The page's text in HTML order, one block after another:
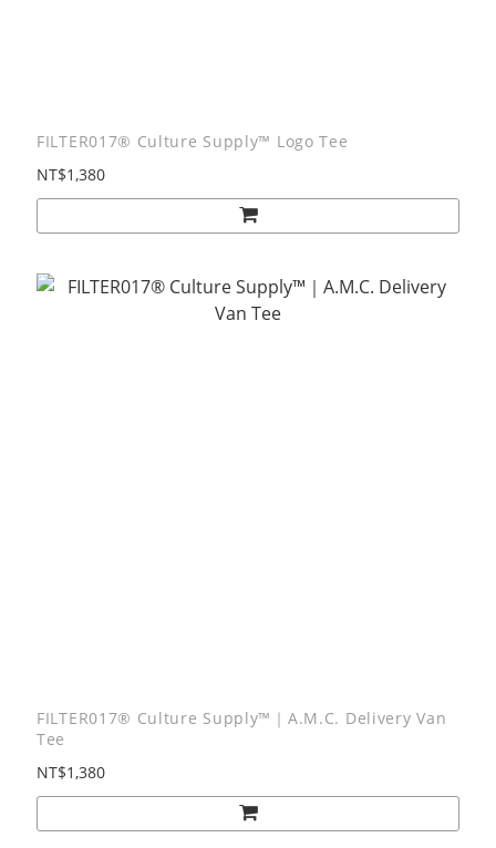
FILTER017® Culture Supply™ Logo Tee
NT$1,380
FILTER017® Culture Supply™｜A.M.C. Delivery Van
Tee
NT$1,380